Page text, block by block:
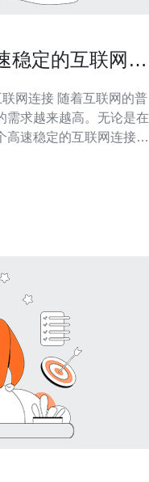
稳定的互联网连
互联网的普
需求越来越高。无论是在
高速稳定的互联网连接都